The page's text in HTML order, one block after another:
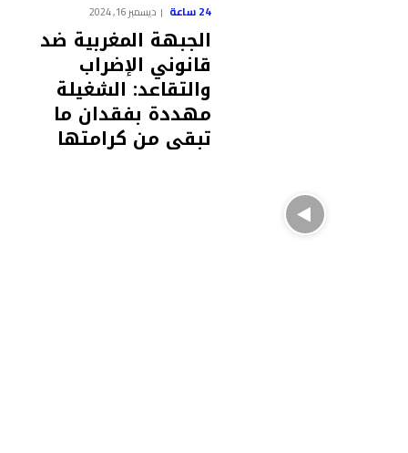
24 ساعة ديسمبر 16, 2024
الجبهة المغربية ضد
قانوني الإضراب
والتقاعد: الشغيلة
مهددة بفقدان ما
تبقى من كرامتها